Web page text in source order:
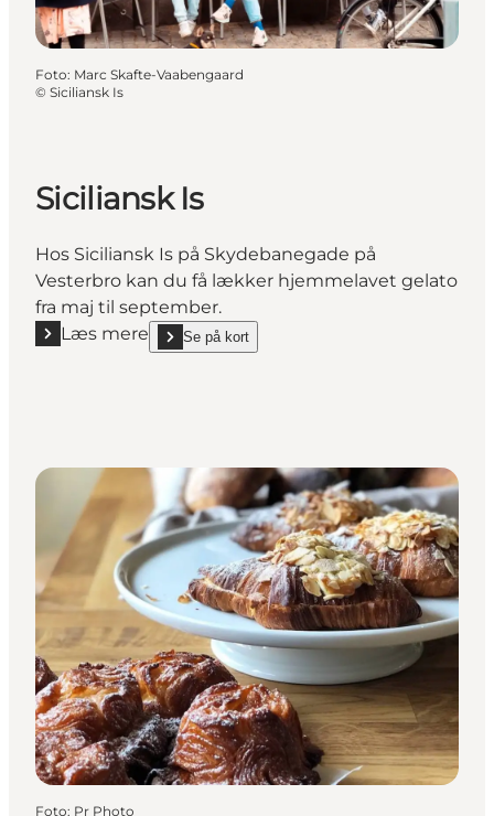
Foto: Marc Skafte-Vaabengaard
© Siciliansk Is
Siciliansk Is
Hos Siciliansk Is på Skydebanegade på
Vesterbro kan du få lækker hjemmelavet gelato
fra maj til september.
Læs mere
Læs mere "Siciliansk Is"
Se på kort
show Siciliansk Is on_map
Foto: Pr Photo